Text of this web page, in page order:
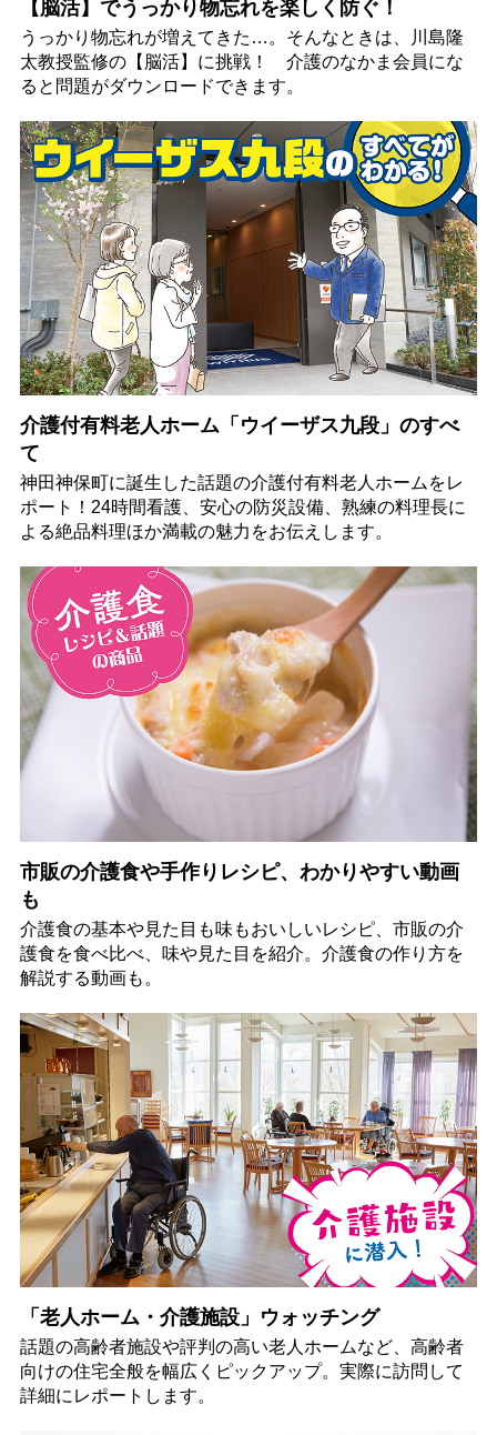
【脳活】でうっかり物忘れを楽しく防ぐ！
うっかり物忘れが増えてきた…。そんなときは、川島隆
太教授監修の【脳活】に挑戦！ 介護のなかま会員にな
ると問題がダウンロードできます。
介護付有料老人ホーム「ウイーザス九段」のすべ
て
神田神保町に誕生した話題の介護付有料老人ホームをレ
ポート！24時間看護、安心の防災設備、熟練の料理長に
よる絶品料理ほか満載の魅力をお伝えします。
市販の介護食や手作りレシピ、わかりやすい動画
も
介護食の基本や見た目も味もおいしいレシピ、市販の介
護食を食べ比べ、味や見た目を紹介。介護食の作り方を
解説する動画も。
「老人ホーム・介護施設」ウォッチング
話題の高齢者施設や評判の高い老人ホームなど、高齢者
向けの住宅全般を幅広くピックアップ。実際に訪問して
詳細にレポートします。